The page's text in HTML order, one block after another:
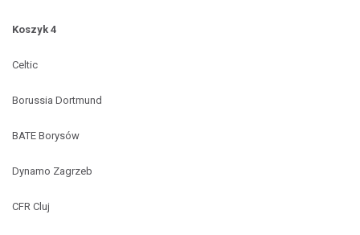
Koszyk 4
Celtic
Borussia Dortmund
BATE Borysów
Dynamo Zagrzeb
CFR Cluj